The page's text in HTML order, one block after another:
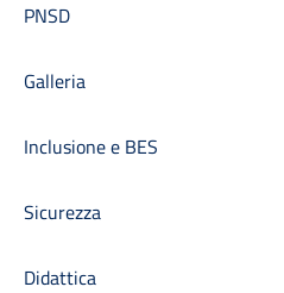
PNSD
Galleria
Inclusione e BES
Sicurezza
Didattica